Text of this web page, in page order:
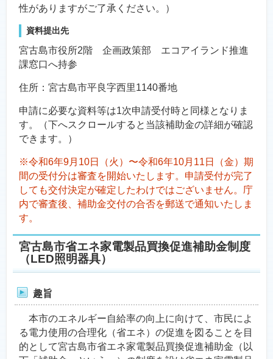
性がありますがご了承ください。）
資料提出先
宮古島市役所2階 企画政策部 エコアイランド推進
課窓口へ持参
住所：宮古島市平良字西里1140番地
申請に必要な資料等は1次申請受付時と同様となりま
す。（下へスクロールすると当該補助金の詳細が確認
できます。）
※令和6年9月10日（火）〜令和6年10月11日（金）期
間の受付分は審査を開始いたします。申請受付が完了
しても交付決定が確定したわけではございません。庁
内で審査後、補助金交付の合否を郵送で通知いたしま
す。
宮古島市省エネ家電製品買換促進補助金制度
（LED照明器具）
趣旨
本市のエネルギー自給率の向上に向けて、市民によ
る電力使用の合理化（省エネ）の促進を図ることを目
的として宮古島市省エネ家電製品買換促進補助金（以